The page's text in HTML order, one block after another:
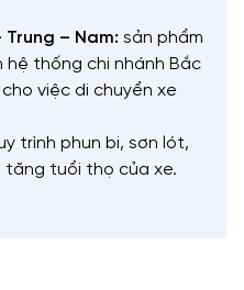
– Nam: sản phẩm
hệ thống chi nhánh Bắc
việc di chuyển xe
trình phun bi, sơn lót,
tăng tuổi thọ của xe.